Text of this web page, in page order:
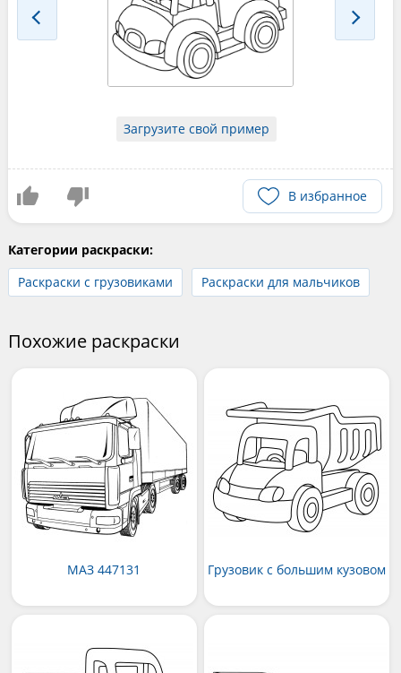
Загрузите свой пример
В избранное
Категории раскраски:
Раскраски с грузовиками
Раскраски для мальчиков
Похожие раскраски
МАЗ 447131 Грузовик с большим кузовом